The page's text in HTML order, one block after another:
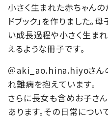
小さく生まれた赤ちゃんの
ドブック」を作りました。
い成長過程や小さく生ま
えるような冊子です。
＠aki_ao.hina.hiyoさん
れ難病を抱えています。
さらに長女も含めお子さ
あります。その日常につ